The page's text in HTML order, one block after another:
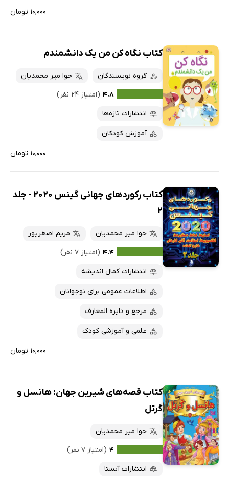
۱۰,۰۰۰ تومان
کتاب نگاه کن من یک دانشمندم
گروه نویسندگان
حوا میر محمدیان
۴.۸ (امتیاز ۲۴ نفر)
انتشارات تازه‌ها
آموزش کودکان
۱۰,۰۰۰ تومان
کتاب رکوردهای جهانی گینس 2020 - جلد
2
حوا میر محمدیان
مریم اصغرپور
۴.۴ (امتیاز ۷ نفر)
انتشارات کمال اندیشه
اطلاعات عمومی برای نوجوانان
مرجع و دایره المعارف
علمی و آموزشی کودک
۱۰,۰۰۰ تومان
کتاب قصه‌های شیرین جهان: هانسل و
گرتل
حوا میر محمدیان
۴ (امتیاز ۷ نفر)
انتشارات آبستا